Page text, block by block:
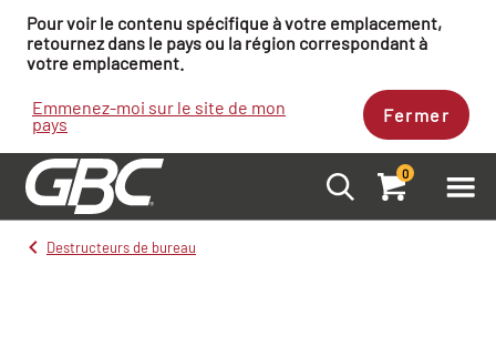
Pour voir le contenu spécifique à votre emplacement,
retournez dans le pays ou la région correspondant à
votre emplacement.
Emmenez-moi sur le site de mon
pays Fermer
0
Destructeurs de bureau